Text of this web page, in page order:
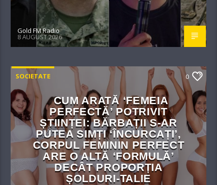
Gold FM Radio
8 AUGUST 2026
SOCIETATE 0
CUM ARATĂ ‘FEMEIA
PERFECTĂ’ POTRIVIT
ȘTIINȚEI: BĂRBAȚII S-AR
PUTEA SIMȚI ‘ÎNCURCAȚI’,
CORPUL FEMININ PERFECT
ARE O ALTĂ ‘FORMULĂ’
DECÂT PROPORȚIA
ȘOLDURI-TALIE